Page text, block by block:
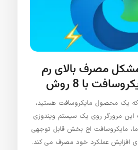
مصرف بالای رم
با 8 روش
که یک محصول مایکروسافت هستید،
که این مرورگر روی یک سیستم ویندوزی
مایکروسافت اج بخش قابل توجهی
افزایش عملکرد خود مصرف می کند.